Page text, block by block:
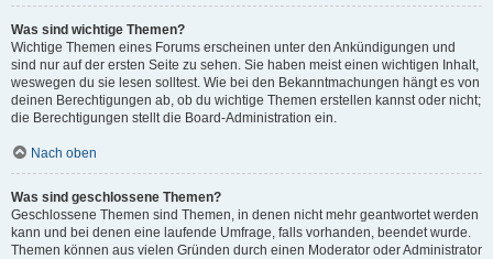
Was sind wichtige Themen?
Wichtige Themen eines Forums erscheinen unter den Ankündigungen und
sind nur auf der ersten Seite zu sehen. Sie haben meist einen wichtigen Inhalt,
weswegen du sie lesen solltest. Wie bei den Bekanntmachungen hängt es von
deinen Berechtigungen ab, ob du wichtige Themen erstellen kannst oder nicht;
die Berechtigungen stellt die Board-Administration ein.
Nach oben
Was sind geschlossene Themen?
Geschlossene Themen sind Themen, in denen nicht mehr geantwortet werden
kann und bei denen eine laufende Umfrage, falls vorhanden, beendet wurde.
Themen können aus vielen Gründen durch einen Moderator oder Administrator